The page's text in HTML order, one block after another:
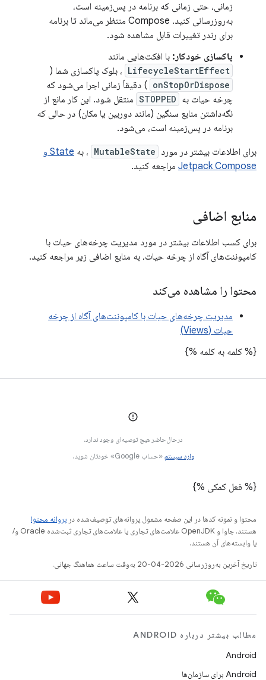
زمانی، حتی زمانی که برنامه در پس‌زمینه است،
به‌روزرسانی کنید. Compose منتظر می‌ماند تا برنامه
برای رندر تغییرات قابل مشاهده شود.
پاکسازی خودکار: با افکت‌هایی مانند
LifecycleStartEffect ، بلوک پاکسازی شما (
onStopOrDispose ) دقیقاً زمانی اجرا می‌شود که
چرخه حیات به STOPPED منتقل شود. این کار مانع از
نگه‌داشتن منابع سنگین (مانند دوربین یا مکان) در حالی که
برنامه در پس‌زمینه است، می‌شود.
برای اطلاعات بیشتر در مورد MutableState ، به
State و
Jetpack Compose مراجعه کنید.
منابع اضافی
برای کسب اطلاعات بیشتر در مورد مدیریت چرخه‌های حیات با
کامپوننت‌های آگاه از چرخه حیات، به منابع اضافی زیر مراجعه کنید.
محتوا را مشاهده می‌کند
مدیریت چرخه‌های حیات با کامپوننت‌های آگاه از چرخه
حیات (Views)
{% کلمه به کلمه %}
درحال‌حاضر هیچ توصیه‌ای وجود ندارد.
وارد سیستم «حساب Google» خودتان شوید.
{% فعل کمکی %}
محتوا و نمونه کدها در این صفحه مشمول پروانه‌های توصیف‌شده در پروانه محتوا
هستند. جاوا و OpenJDK علامت‌های تجاری یا علامت‌های تجاری ثبت‌شده Oracle و/
یا وابسته‌های آن هستند.
تاریخ آخرین به‌روزرسانی 2026-04-20 به‌وقت ساعت هماهنگ جهانی.
مطالب بیشتر درباره ANDROID
Android
Android برای سازمان‌ها